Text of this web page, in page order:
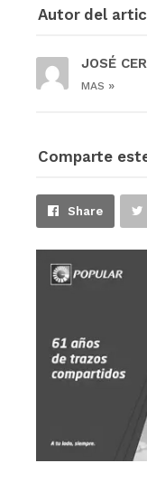
Autor del
JOSÉ
MAS »
Comparte
Share